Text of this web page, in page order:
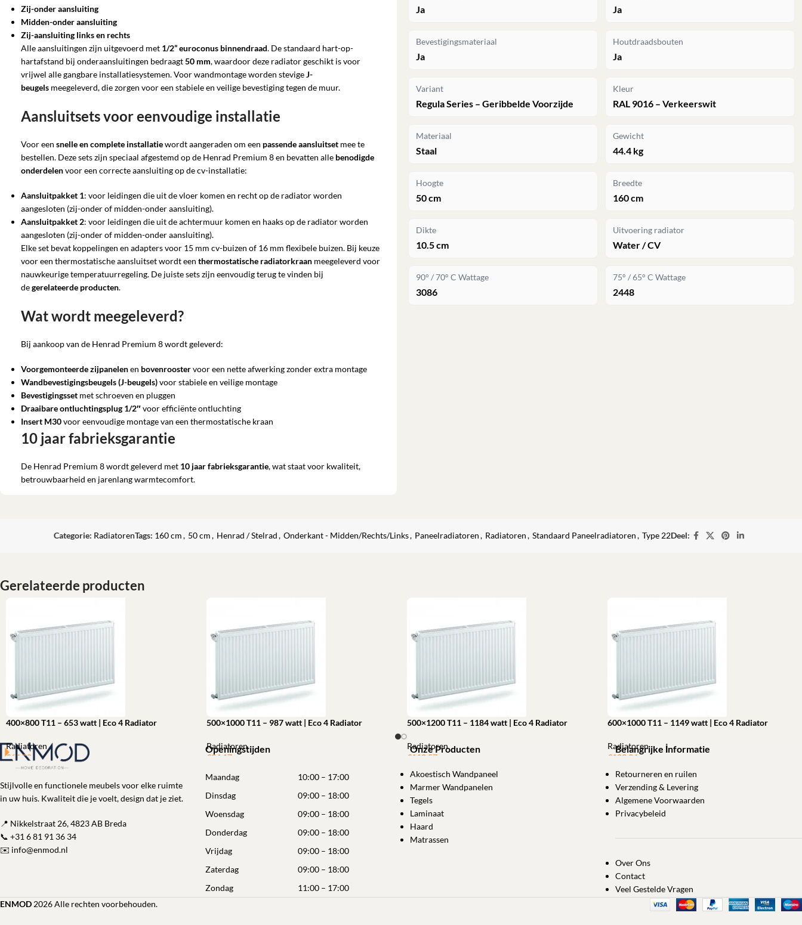
Zij-onder aansluiting
Midden-onder aansluiting
Zij-aansluiting links en rechts
Alle aansluitingen zijn uitgevoerd met 1/2” euroconus binnendraad. De standaard hart-op-
hartafstand bij onderaansluitingen bedraagt50 mm, waardoor deze radiator geschikt is voor
vrijwel alle gangbare installatiesystemen. Voor wandmontage worden stevigeJ-
beugels meegeleverd, die zorgen voor een stabiele en veilige bevestiging tegen de muur.
Aansluitsets voor eenvoudige installatie
Voor een snelle en complete installatiewordt aangeraden om een passende aansluitset mee te
bestellen. Deze sets zijn speciaal afgestemd op de Henrad Premium 8 en bevatten alle benodigde
onderdelenvoor een correcte aansluiting op de cv-installatie:
Aansluitpakket 1: voor leidingen die uit de vloer komen en recht op de radiator worden
aangesloten (zij-onder of midden-onder aansluiting).
Aansluitpakket 2: voor leidingen die uit de achtermuur komen en haaks op de radiator worden
aangesloten (zij-onder of midden-onder aansluiting).
Elke set bevat koppelingen en adapters voor 15 mm cv-buizen of 16 mm flexibele buizen. Bij keuze
voor een thermostatische aansluitset wordt een thermostatische radiatorkraan meegeleverd voor
nauwkeurige temperatuurregeling. De juiste sets zijn eenvoudig terug te vinden bij
degerelateerde producten.
Wat wordt meegeleverd?
Bij aankoop van de Henrad Premium 8 wordt geleverd:
Voorgemonteerde zijpanelenen bovenroostervoor een nette afwerking zonder extra montage
Wandbevestigingsbeugels (J-beugels)voor stabiele en veilige montage
Bevestigingsset met schroeven en pluggen
Draaibare ontluchtingsplug 1/2″voor efficiënte ontluchting
Insert M30voor eenvoudige montage van een thermostatische kraan
10 jaar fabrieksgarantie
De Henrad Premium 8 wordt geleverd met 10 jaar fabrieksgarantie, wat staat voor kwaliteit,
betrouwbaarheid en jarenlang warmtecomfort.
Ja Ja
Bevestigingsmateriaal
Ja
Houtdraadsbouten
Ja
Variant
Regula Series – Geribbelde Voorzijde
Kleur
RAL 9016 – Verkeerswit
Materiaal
Staal
Gewicht
44.4 kg
Hoogte
50 cm
Breedte
160 cm
Dikte
10.5 cm
Uitvoering radiator
Water / CV
90° / 70° C Wattage
3086
75° / 65° C Wattage
2448
Categorie: RadiatorenTags: 160 cm , 50 cm , Henrad / Stelrad , Onderkant - Midden/Rechts/Links, Paneelradiatoren , Radiatoren , Standaard Paneelradiatoren , Type 22Deel:
Gerelateerde producten
400×800 T11 – 653 watt | Eco 4 Radiator
Radiatoren
€64,00
500×1000 T11 – 987 watt | Eco 4 Radiator
Radiatoren
€94,17
Toevoegen aan winkelwagen
500×1200 T11 – 1184 watt | Eco 4 Radiator
Radiatoren
€112,57
Toevoegen aan winkelwagen
600×1000 T11 – 1149 watt | Eco 4 Radiator
Radiatoren
€103,94
Toevoegen aan winkelwagen
Stijlvolle en functionele meubels voor elke ruimte
in uw huis. Kwaliteit die je voelt, design dat je ziet.
📍 Nikkelstraat 26, 4823 AB Breda
📞 +31 6 81 91 36 34
✉️ info@enmod.nl
Openingstijden
Maandag
10:00 – 17:00
Dinsdag
09:00 – 18:00
Woensdag
09:00 – 18:00
Donderdag
09:00 – 18:00
Vrijdag
09:00 – 18:00
Zaterdag
09:00 – 18:00
Zondag
11:00 – 17:00
Onze Producten
Akoestisch Wandpaneel
Marmer Wandpanelen
Tegels
Laminaat
Haard
Matrassen
Belangrijke İnformatie
Retourneren en ruilen
Verzending & Levering
Algemene Voorwaarden
Privacybeleid
Over Ons
Contact
Veel Gestelde Vragen
ENMOD 2026 Alle rechten voorbehouden.